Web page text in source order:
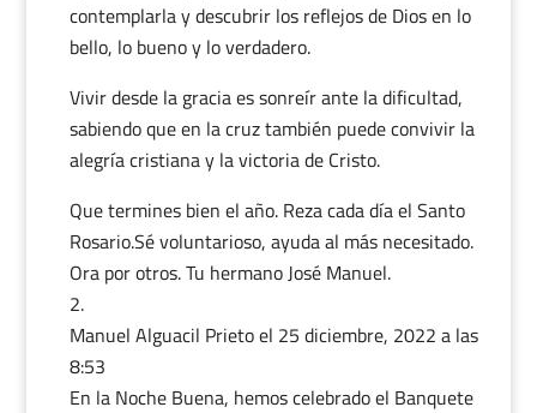
contemplarla y descubrir los reflejos de Dios en lo
bello, lo bueno y lo verdadero.
Vivir desde la gracia es sonreír ante la dificultad,
sabiendo que en la cruz también puede convivir la
alegría cristiana y la victoria de Cristo.
Que termines bien el año. Reza cada día el Santo
Rosario.Sé voluntarioso, ayuda al más necesitado.
Ora por otros. Tu hermano José Manuel.
Manuel Alguacil Prietoel 25 diciembre, 2022 a las
8:53
En la Noche Buena, hemos celebrado el Banquete